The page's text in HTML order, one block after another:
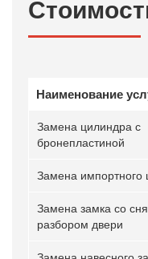
Наименование
Замена цилиндра с
бронепластиной
Замена импортного
Замена замка со
разбором двери